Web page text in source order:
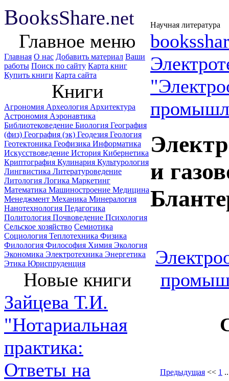
BooksShare.net Научная литература
Главное меню
Главная О нас Добавить материал Ваши
работы Поиск по сайту Карта книг
Купить книги Карта сайта
Книги
Агрономия Археология Архитектура
Астрономия Аэронавтика
Библиотековедение Биология География
(физ) География (эк) Геодезия Геология
Геотектоника Геофизика Информатика
Искусствоведение История Кибернетика
Криптография Кулинария Культурология
Лингвистика Литературоведение
Литология Логика Маркетинг
Математика Машиностроение Медицина
Менеджмент Механика Минералогия
Нанотехнология Педагогика
Политология Почвоведение Психология
Сельское хозяйство Семиотика
Социология Теплотехника Физика
Филология Философия Химия Экология
Экономика Электротехника Энергетика
Этика Юриспруденция
Новые книги
Зайцева Т.И.
"Нотариальная
практика:
Ответы на
и
Предыдущая << 1